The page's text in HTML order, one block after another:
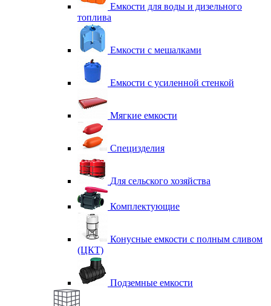
Емкости для воды и дизельного
топлива
Емкости с мешалками
Емкости с усиленной стенкой
Мягкие емкости
Специзделия
Для сельского хозяйства
Комплектующие
Конусные емкости с полным сливом
(ЦКТ)
Подземные емкости